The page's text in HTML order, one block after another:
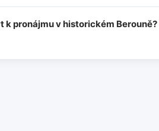
k pronájmu v historickém Berouně?